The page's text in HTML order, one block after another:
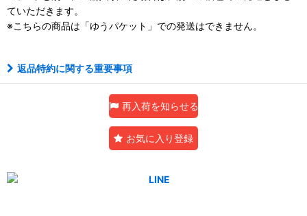
ていただきます。
※こちらの商品は「ゆうパケット」での発送はできません。
返品特約に関する重要事項
再入荷を知らせる
お気に入り登録